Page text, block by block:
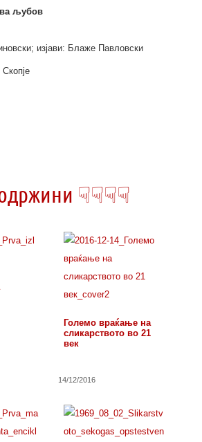
љубов
изјави: Блаже Павловски
☟☟☟☟
Големо враќање на
сликарството во 21
век
14/12/2016